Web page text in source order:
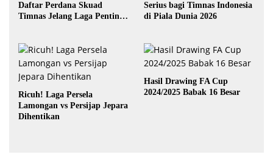
Daftar Perdana Skuad
Timnas Jelang Laga Penting
Serius bagi Timnas Indonesia
di Piala Dunia 2026
Ricuh! Laga Persela
Lamongan vs Persijap Jepara
Dihentikan
Hasil Drawing FA Cup
2024/2025 Babak 16 Besar